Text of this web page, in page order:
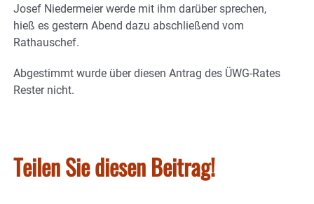
Josef Niedermeier werde mit ihm darüber sprechen,
hieß es gestern Abend dazu abschließend vom
Rathauschef.
Abgestimmt wurde über diesen Antrag des ÜWG-Rates
Rester nicht.
Teilen Sie diesen Beitrag!